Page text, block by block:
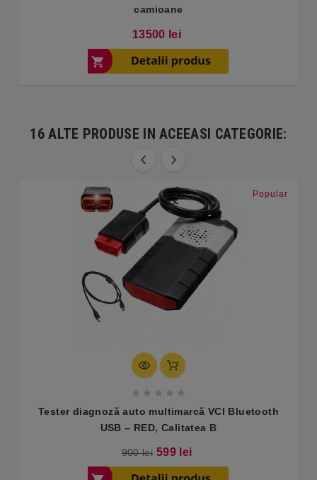
camioane
13500 lei
16 ALTE PRODUSE IN ACEEASI CATEGORIE:
Popular
    
Tester diagnoză auto multimarcă VCI Bluetooth
USB – RED, Calitatea B
900 lei 599 lei
baza